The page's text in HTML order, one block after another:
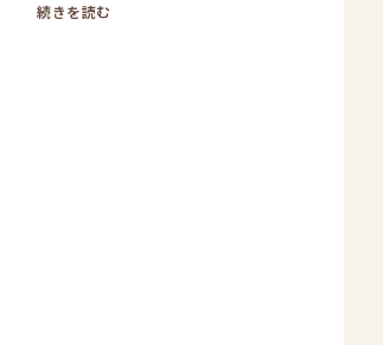
続きを読む